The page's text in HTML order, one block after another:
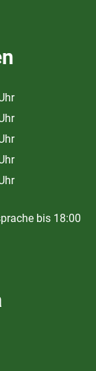
bis 12:00 Uhr
bis 12:00 Uhr
bis 12:00 Uhr
bis 17:00 Uhr
bis 18:00